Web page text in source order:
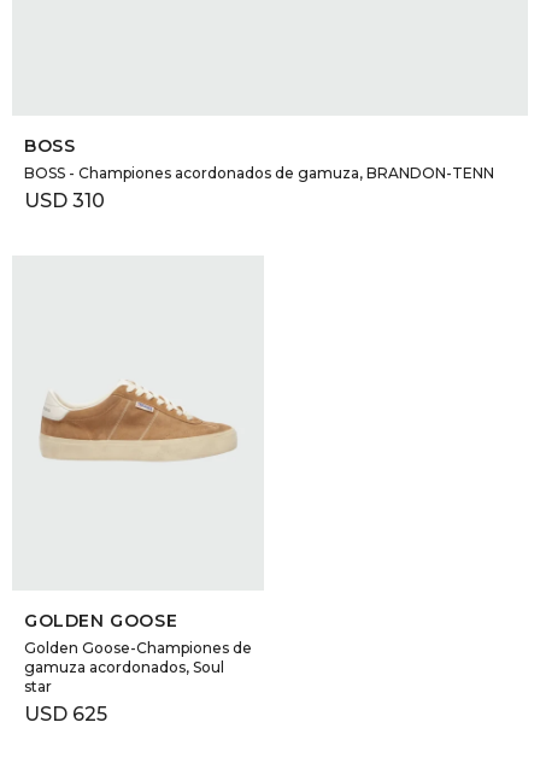
BOSS
BOSS - Championes acordonados de gamuza, BRANDON-TENN
USD 310
GOLDEN GOOSE
Golden Goose-Championes de
gamuza acordonados, Soul
star
USD 625